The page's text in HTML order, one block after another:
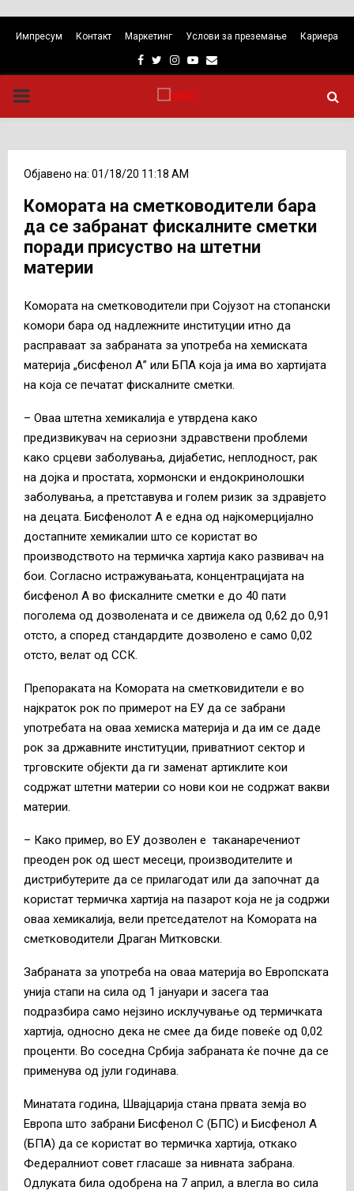
Импресум Контакт Маркетинг Услови за преземање Кариера
Facebook
TwitterInstagram
Youtube
Email
PRIMARY
Објавено на: 01/18/20 11:18 AM
Комората на сметководители бара
да се забранат фискалните сметки
поради присуство на штетни
материи
Комората на сметководители при Сојузот на стопански
комори бара од надлежните институции итно да
расправаат за забраната за употреба на хемиската
материја „бисфенол А” или БПА која ја има во хартијата
на која се печатат фискалните сметки.
– Оваа штетна хемикалија е утврдена како
предизвикувач на сериозни здравствени проблеми
како срцеви заболувања, дијабетис, неплодност, рак
на дојка и простата, хормонски и ендокринолошки
заболувања, а претставува и голем ризик за здравјето
на децата. Бисфенолот А е една од најкомерцијално
достапните хемикалии што се користат во
производството на термичка хартија како развивач на
бои. Согласно истражувањата, концентрацијата на
бисфенол А во фискалните сметки е до 40 пати
поголема од дозволената и се движела од 0,62 до 0,91
отсто, а според стандардите дозволено е само 0,02
отсто, велат од ССК.
Препораката на Комората на сметковидители е во
најкраток рок по примерот на ЕУ да се забрани
употребата на оваа хемиска материја и да им се даде
рок за државните институции, приватниот сектор и
трговските објекти да ги заменат артиклите кои
содржат штетни материи со нови кои не содржат вакви
материи.
– Како пример, во ЕУ дозволен е таканаречениот
преоден рок од шест месеци, производителите и
дистрибутерите да се прилагодат или да започнат да
користат термичка хартија на пазарот која не ја содржи
оваа хемикалија, вели претседателот на Комората на
сметководители Драган Митковски.
Забраната за употреба на оваа материја во Европската
унија стапи на сила од 1 јануари и засега таа
подразбира само нејзино исклучување од термичката
хартија, односно дека не смее да биде повеќе од 0,02
проценти. Во соседна Србија забраната ќе почне да се
применува од јули годинава.
Минатата година, Швајцарија стана првата земја во
Европа што забрани Бисфенол С (БПС) и Бисфенол А
(БПА) да се користат во термичка хартија, откако
Федералниот совет гласаше за нивната забрана.
Одлуката била одобрена на 7 април, а влегла во сила